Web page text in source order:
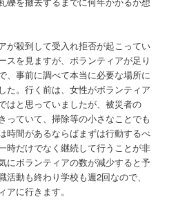
が殺到して受入れ拒否が起こってい
スを見ますが、ボランティアが足り
、事前に調べて本当に必要な場所に
た。行く前は、女性がボランティア
はと思っていましたが、被災者の
っていて、掃除等の小さなことでも
時間があるならばまずは行動するべ
時だけでなく継続して行うことが非
にボランティアの数が減少すると予
動も終わり学校も週2回なので、
に行きます。